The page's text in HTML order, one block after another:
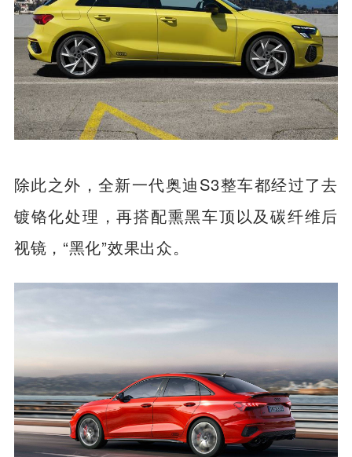
除此之外，全新一代奥迪S3整车都经过了去
镀铬化处理，再搭配熏黑车顶以及碳纤维后
视镜，“黑化”效果出众。